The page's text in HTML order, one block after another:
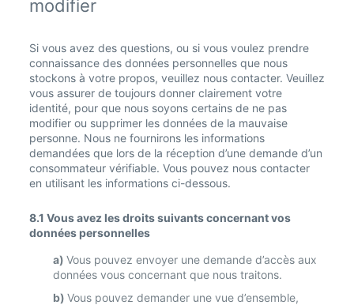
modifier
Si vous avez des questions, ou si vous voulez prendre
connaissance des données personnelles que nous
stockons à votre propos, veuillez nous contacter. Veuillez
vous assurer de toujours donner clairement votre
identité, pour que nous soyons certains de ne pas
modifier ou supprimer les données de la mauvaise
personne. Nous ne fournirons les informations
demandées que lors de la réception d’une demande d’un
consommateur vérifiable. Vous pouvez nous contacter
en utilisant les informations ci-dessous.
8.1 Vous avez les droits suivants concernant vos
données personnelles
Vous pouvez envoyer une demande d’accès aux
données vous concernant que nous traitons.
Vous pouvez demander une vue d’ensemble,